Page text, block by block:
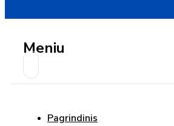
Meniu
Pagrindinis